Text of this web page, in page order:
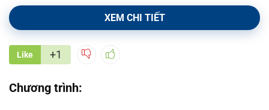
XEM CHI TIẾT
Like +1
Chương trình: